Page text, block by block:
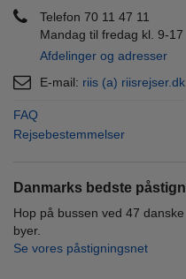
Telefon 70 11 47 11
Mandag til fredag kl. 9-17
Afdelinger og adresser
E-mail: riis (a) riisrejser.dk
FAQ
Rejsebestemmelser
Danmarks bedste
Hop på bussen ved 47 danske
byer.
Se vores påstigningsnet